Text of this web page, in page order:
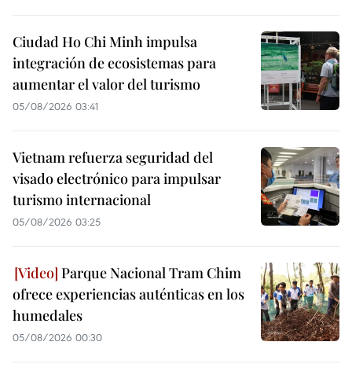
Ciudad Ho Chi Minh impulsa
integración de ecosistemas para
aumentar el valor del turismo
05/08/2026 03:41
Vietnam refuerza seguridad del
visado electrónico para impulsar
turismo internacional
05/08/2026 03:25
Parque Nacional Tram Chim
ofrece experiencias auténticas en los
humedales
05/08/2026 00:30